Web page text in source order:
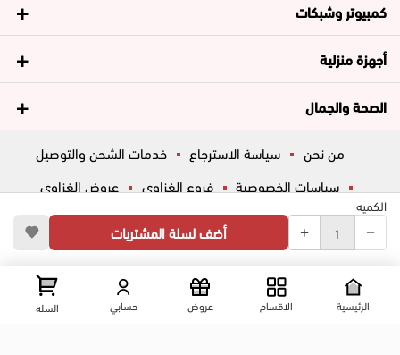
الكميه
أضف لسلة المشتريات
كمبيوتر وشبكات
أجهزة منزلية
الصحة والجمال
من نحن سياسة الاسترجاع
خدمات الشحن والتوصيل
سياسات الخصوصية
فروع الغزاوي
عروض الغزاوي
المساعدة
ڤاليو أسئلة شائعة
شارع المكاتب, الزقازيق , الشرقية, مصر عرض علي الخريطه
الرئيسية الاقسام عروض حسابي السله